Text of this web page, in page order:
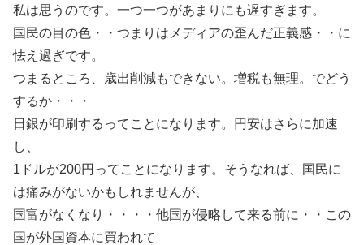
私は思うのです。一つ一つがあまりにも遅すぎます。
国民の目の色・・つまりはメディアの歪んだ正義感・・に
怯え過ぎです。
つまるところ、歳出削減もできない。増税も無理。でどう
するか・・・
日銀が印刷するってことになります。円安はさらに加速
し、
1ドルが200円ってことになります。そうなれば、国民に
は痛みがないかもしれませんが、
国富がなくなり・・・・他国が侵略して来る前に・・この
国が外国資本に買われて